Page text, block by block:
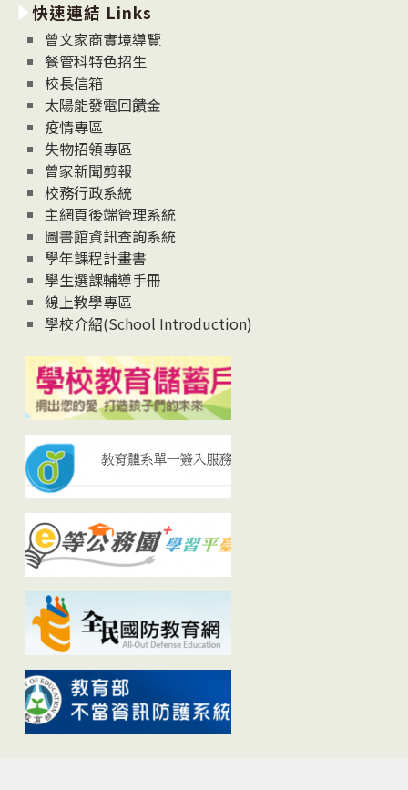
消
息
News
快速連結 Links
曾文家商實境導覽
餐管科特色招生
校長信箱
太陽能發電回饋金
疫情專區
失物招領專區
曾家新聞剪報
校務行政系統
主網頁後端管理系統
圖書館資訊查詢系統
學年課程計畫書
學生選課輔導手冊
線上教學專區
學校介紹(School Introduction)